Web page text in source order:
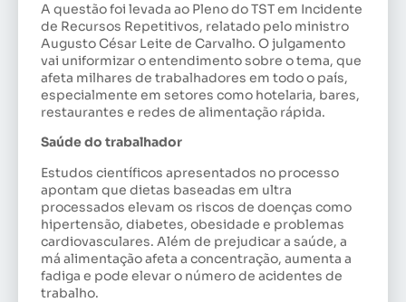
A questão foi levada ao Pleno do TST em Incidente
de Recursos Repetitivos, relatado pelo ministro
Augusto César Leite de Carvalho. O julgamento
vai uniformizar o entendimento sobre o tema, que
afeta milhares de trabalhadores em todo o país,
especialmente em setores como hotelaria, bares,
restaurantes e redes de alimentação rápida.
Saúde do trabalhador
Estudos científicos apresentados no processo
apontam que dietas baseadas em ultra
processados elevam os riscos de doenças como
hipertensão, diabetes, obesidade e problemas
cardiovasculares. Além de prejudicar a saúde, a
má alimentação afeta a concentração, aumenta a
fadiga e pode elevar o número de acidentes de
trabalho.